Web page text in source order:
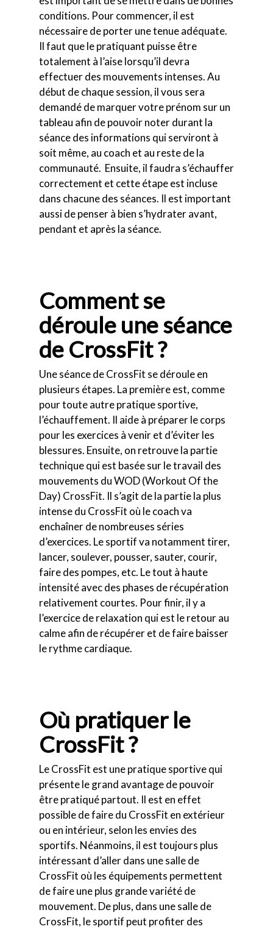
conditions. Pour commencer, il est
nécessaire de porter une tenue adéquate.
Il faut que le pratiquant puisse être
totalement à l’aise lorsqu’il devra
effectuer des mouvements intenses. Au
début de chaque session, il vous sera
demandé de marquer votre prénom sur un
tableau afin de pouvoir noter durant la
séance des informations qui serviront à
soit même, au coach et au reste de la
communauté. Ensuite, il faudra s’échauffer
correctement et cette étape est incluse
dans chacune des séances. Il est important
aussi de penser à bien s’hydrater avant,
pendant et après la séance.
Comment se
déroule une séance
de CrossFit ?
Une séance de CrossFit se déroule en
plusieurs étapes. La première est, comme
pour toute autre pratique sportive,
l’échauffement. Il aide à préparer le corps
pour les exercices à venir et d’éviter les
blessures. Ensuite, on retrouve la partie
technique qui est basée sur le travail des
mouvements du WOD (Workout Of the
Day) CrossFit. Il s’agit de la partie la plus
intense du CrossFit où le coach va
enchaîner de nombreuses séries
d’exercices. Le sportif va notamment tirer,
lancer, soulever, pousser, sauter, courir,
faire des pompes, etc. Le tout à haute
intensité avec des phases de récupération
relativement courtes. Pour finir, il y a
l’exercice de relaxation qui est le retour au
calme afin de récupérer et de faire baisser
le rythme cardiaque.
Où pratiquer le
CrossFit ?
Le CrossFit est une pratique sportive qui
présente le grand avantage de pouvoir
être pratiqué partout. Il est en effet
possible de faire du CrossFit en extérieur
ou en intérieur, selon les envies des
sportifs. Néanmoins, il est toujours plus
intéressant d’aller dans une salle de
CrossFit où les équipements permettent
de faire une plus grande variété de
mouvement. De plus, dans une salle de
CrossFit, le sportif peut profiter des